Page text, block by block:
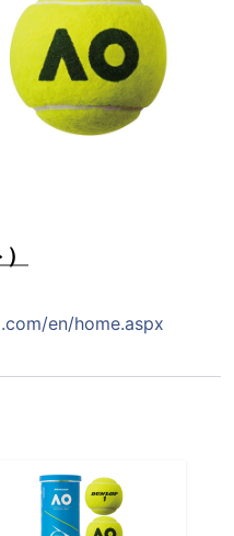
en/home.aspx